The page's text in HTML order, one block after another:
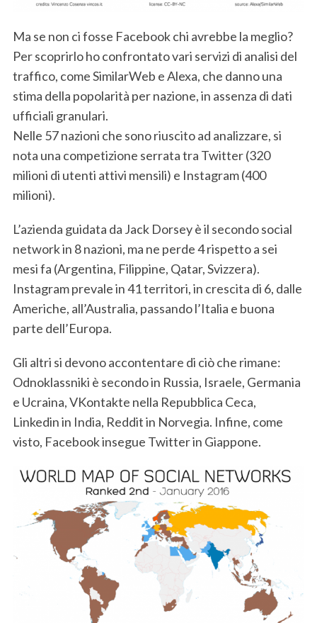
Ma se non ci fosse Facebook chi avrebbe la meglio?
Per scoprirlo ho confrontato vari servizi di analisi del
traffico, come SimilarWeb e Alexa, che danno una
stima della popolarità per nazione, in assenza di dati
ufficiali granulari.
Nelle 57 nazioni che sono riuscito ad analizzare, si
nota una competizione serrata tra Twitter (320
milioni di utenti attivi mensili) e Instagram (400
milioni).
L’azienda guidata da Jack Dorsey è il secondo social
network in 8 nazioni, ma ne perde 4 rispetto a sei
mesi fa (Argentina, Filippine, Qatar, Svizzera).
Instagram prevale in 41 territori, in crescita di 6, dalle
Americhe, all’Australia, passando l’Italia e buona
parte dell’Europa.
Gli altri si devono accontentare di ciò che rimane:
Odnoklassniki è secondo in Russia, Israele, Germania
e Ucraina, VKontakte nella Repubblica Ceca,
Linkedin in India, Reddit in Norvegia. Infine, come
visto, Facebook insegue Twitter in Giappone.